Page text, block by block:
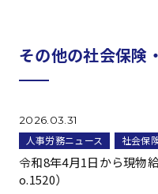
その他の社会保険
2026.03.31
人事労務ニュース 社会保
令和8年4月1日から現物
o.1520）